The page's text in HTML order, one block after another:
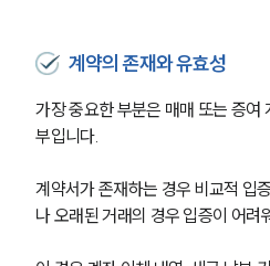
계약의 존재와 유효성
가장 중요한 부분은 매매 또는 증여
부입니다.
계약서가 존재하는 경우 비교적 입
나 오래된 거래의 경우 입증이 어려